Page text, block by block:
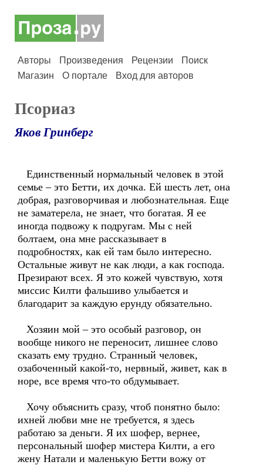
Авторы Произведения Рецензии
Поиск
Магазин
О портале Вход для авторов
Псориаз
Яков Гринберг
Единственный нормальный человек в этой
семье – это Бетти, их дочка. Ей шесть лет, она
добрая, разговорчивая и любознательная. Еще
не заматерела, не знает, что богатая. Я ее
иногда подвожу к подругам. Мы с ней
болтаем, она мне рассказывает в
подробностях, как ей там было интересно.
Остальные живут не как люди, а как господа.
Презирают всех. Я это кожей чувствую, хотя
миссис Килти фальшиво улыбается и
благодарит за каждую ерунду обязательно.
Хозяин мой – это особый разговор, он
вообще никого не переносит, лишнее слово
сказать ему трудно. Странный человек,
озабоченный какой-то, нервный, живет, как в
норе, все время что-то обдумывает.
Хочу объяснить сразу, чтоб понятно было:
ихней любви мне не требуется, я здесь
работаю за деньги. Я их шофер, вернее,
персональный шофер мистера Килти, а его
жену Натали и маленькую Бетти вожу от